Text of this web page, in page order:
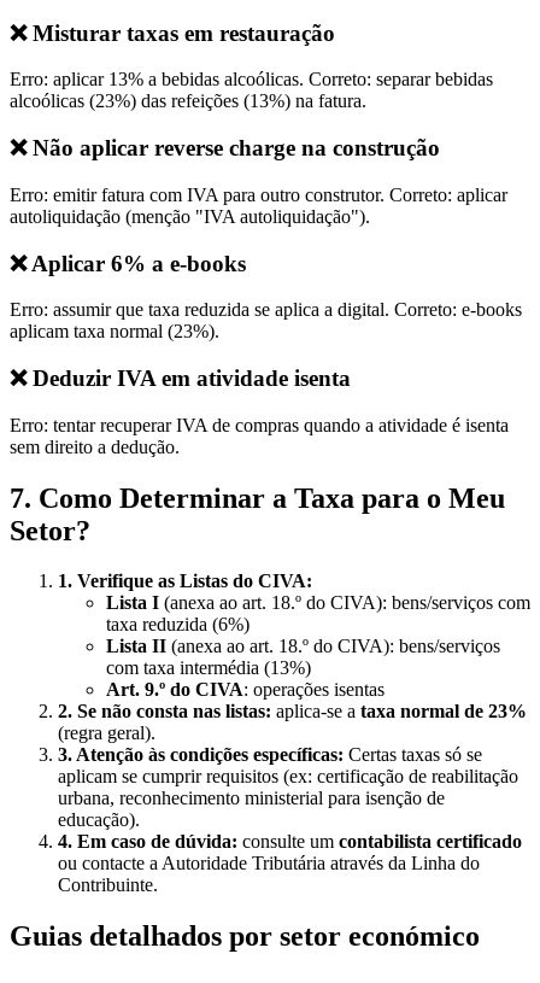
❌ Misturar taxas em restauração
Erro: aplicar 13% a bebidas alcoólicas. Correto: separar bebidas
alcoólicas (23%) das refeições (13%) na fatura.
❌ Não aplicar reverse charge na construção
Erro: emitir fatura com IVA para outro construtor. Correto: aplicar
autoliquidação (menção "IVA autoliquidação").
❌ Aplicar 6% a e-books
Erro: assumir que taxa reduzida se aplica a digital. Correto: e-books
aplicam taxa normal (23%).
❌ Deduzir IVA em atividade isenta
Erro: tentar recuperar IVA de compras quando a atividade é isenta
sem direito a dedução.
7. Como Determinar a Taxa para o Meu
Setor?
1. Verifique as Listas do CIVA:
Lista I (anexa ao art. 18.º do CIVA): bens/serviços com
taxa reduzida (6%)
Lista II (anexa ao art. 18.º do CIVA): bens/serviços
com taxa intermédia (13%)
Art. 9.º do CIVA: operações isentas
2. Se não consta nas listas: aplica-se a taxa normal de 23%
(regra geral).
3. Atenção às condições específicas: Certas taxas só se
aplicam se cumprir requisitos (ex: certificação de reabilitação
urbana, reconhecimento ministerial para isenção de
educação).
4. Em caso de dúvida: consulte um contabilista certificado
ou contacte a Autoridade Tributária através da Linha do
Contribuinte.
Guias detalhados por setor económico